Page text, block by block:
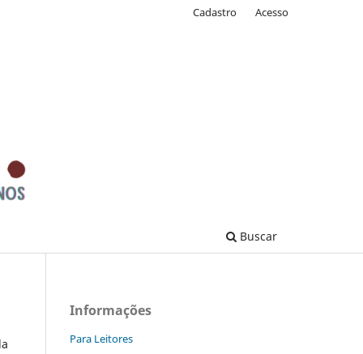
Buscar
Cadastro Acesso
Informações
Para Leitores